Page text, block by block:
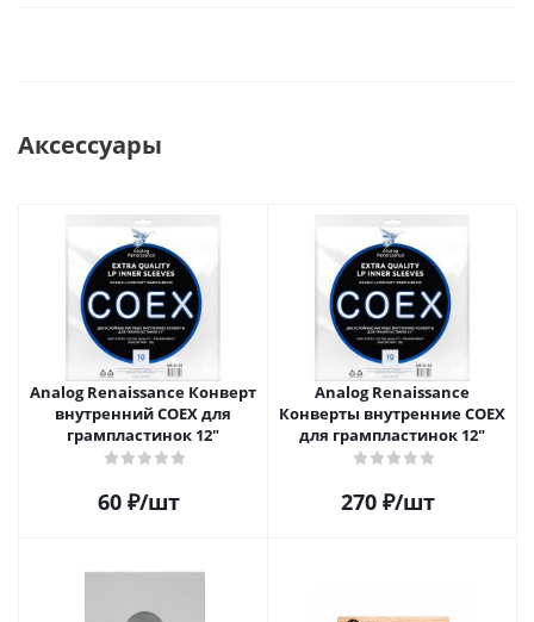
Аксессуары
Analog Renaissance Конверт
внутренний COEX для
грампластинок 12"
60 ₽/шт
Analog Renaissance
Конверты внутренние COEX
для грампластинок 12"
270 ₽/шт